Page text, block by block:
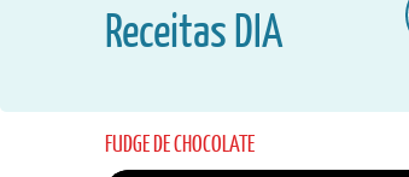
Receitas DIA
FUDGE DE CHOCOLATE